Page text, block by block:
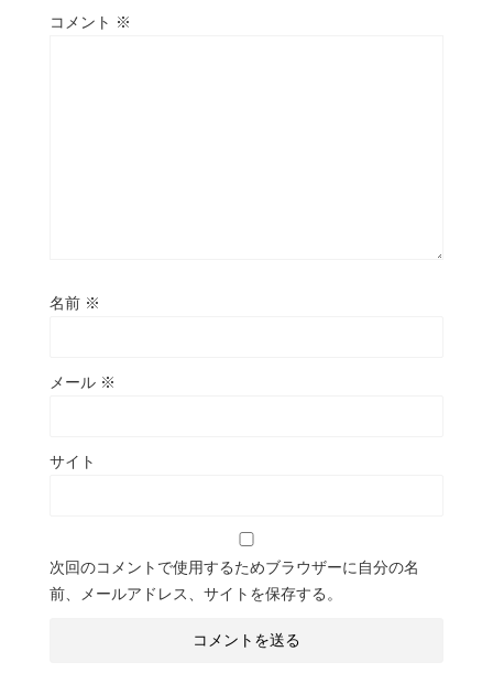
コメント ※
名前 ※
メール ※
サイト
次回のコメントで使用するためブラウザーに自分の名
前、メールアドレス、サイトを保存する。